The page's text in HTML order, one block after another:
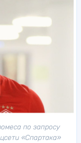
по запросу
«Спартака»